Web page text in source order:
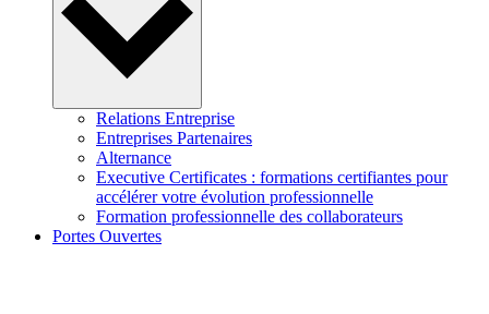
Relations Entreprise
Entreprises Partenaires
Alternance
Executive Certificates : formations certifiantes pour
accélérer votre évolution professionnelle
Formation professionnelle des collaborateurs
Portes Ouvertes